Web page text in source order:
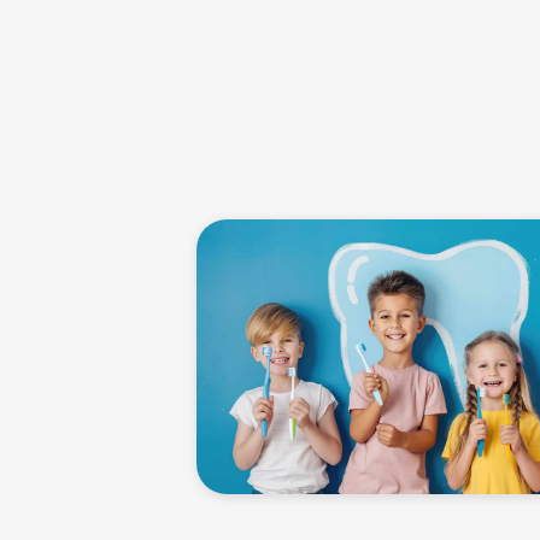
כדי לתקן נזקים
לשיניים.
חלב עם עששת כדי למנוע
שאף זיהום לא מתפשט
או כתרים לבנים מזירקוניה
טובה אחרי טיפולים
מצפים, כדי להפחית את
לתרום בכך שיחדדו את